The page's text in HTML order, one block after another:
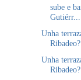
sube e
Gutiérr...
Unha
Unha
Ribadeo?